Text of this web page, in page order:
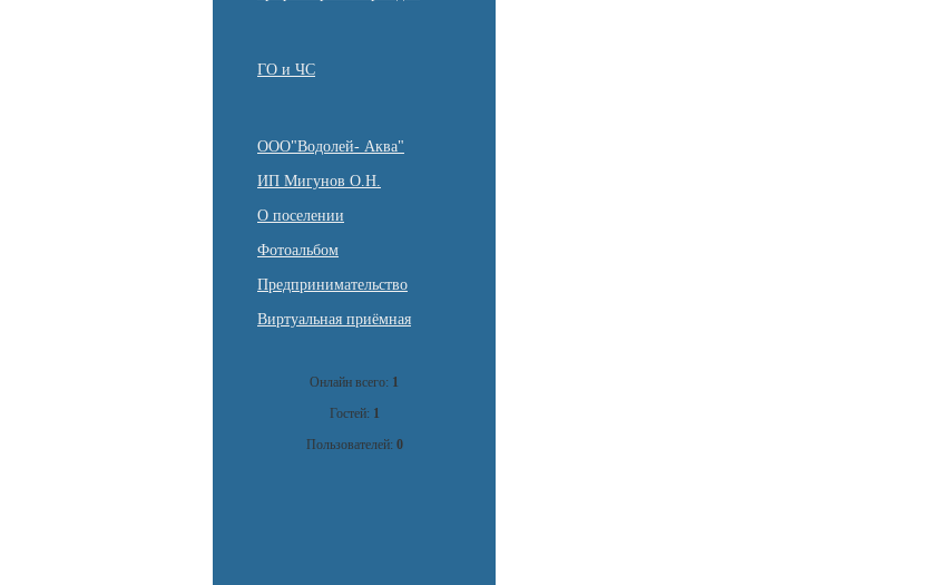
ГО и ЧС
ООО"Водолей- Аква"
ИП Мигунов О.Н.
О поселении
Фотоальбом
Предпринимательство
Виртуальная приёмная
Онлайн всего: 1
Гостей: 1
Пользователей: 0